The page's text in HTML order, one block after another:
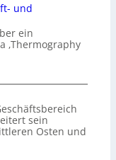
und
ein
‚Thermography
sein
Osten und